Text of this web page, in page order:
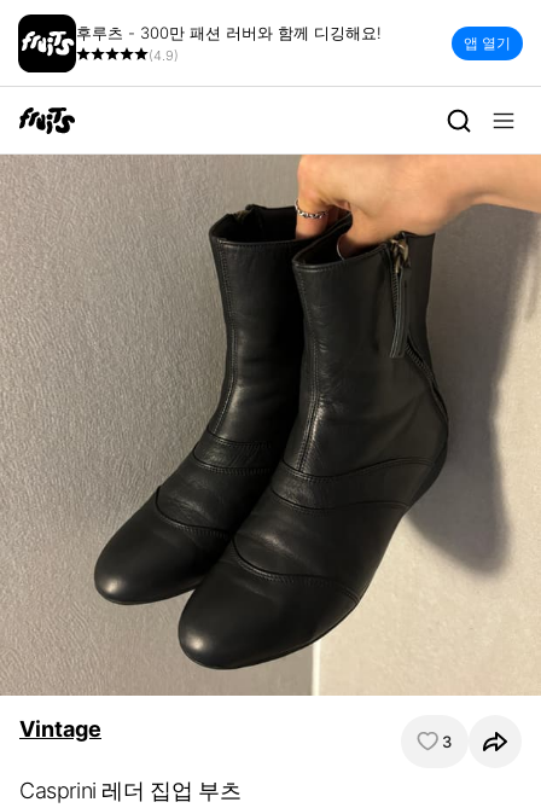
후루츠 - 300만 패션 러버와 함께 디깅해요!
(4.9)
앱 열기
Vintage 3
Casprini 레더 집업 부츠